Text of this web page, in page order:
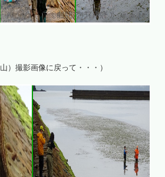
）撮影画像に戻って・・・）